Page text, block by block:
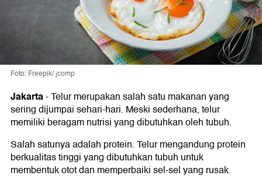
Foto: Freepik/ jcomp
Jakarta-Telur merupakan salah satu makanan yang
sering dijumpai sehari-hari. Meski sederhana, telur
memiliki beragam nutrisi yang dibutuhkan oleh tubuh.
Salah satunya adalah protein. Telur mengandung protein
berkualitas tinggi yang dibutuhkan tubuh untuk
membentuk otot dan memperbaiki sel-sel yang rusak.